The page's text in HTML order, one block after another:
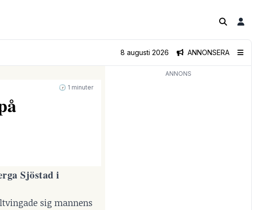
ANNONSERA
8 augusti 2026
🕝 1 minuter
Sjöstad i
sig mannens
ANNONS